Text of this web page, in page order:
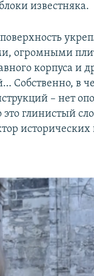
известняка.
огромными
корпуса и
Собственно, в
– нет
глинистый